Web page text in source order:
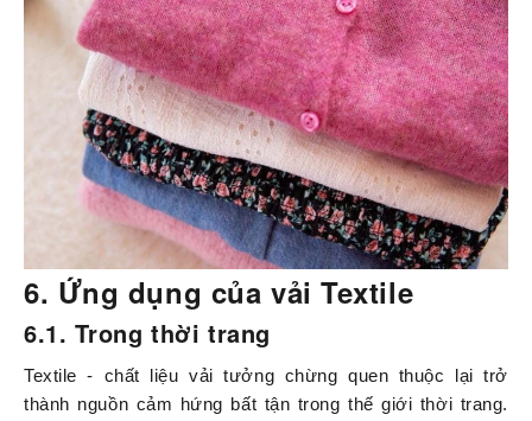
6. Ứng dụng của vải Textile
6.1. Trong thời trang
Textile - chất liệu vải tưởng chừng quen thuộc lại trở
thành nguồn cảm hứng bất tận trong thế giới thời trang.